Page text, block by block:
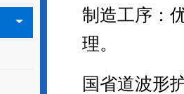
制造工序：
理。
国省道波形